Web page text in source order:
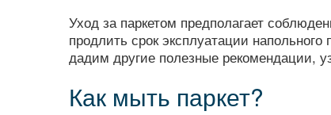
Клининг ванной
квартире
Уход за паркетом предполагает
продлить срок эксплуатации
дадим другие полезные рекомендации,
Как мыть паркет?